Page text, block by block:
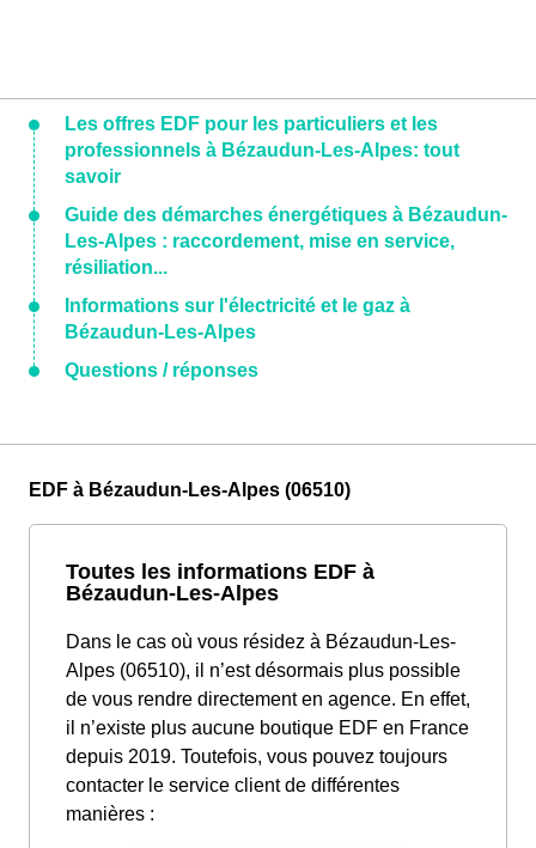
Les offres EDF pour les particuliers et les
professionnels à Bézaudun-Les-Alpes: tout
savoir
Guide des démarches énergétiques à Bézaudun-
Les-Alpes : raccordement, mise en service,
résiliation...
Informations sur l'électricité et le gaz à
Bézaudun-Les-Alpes
Questions / réponses
EDF à Bézaudun-Les-Alpes (06510)
Toutes les informations EDF à
Bézaudun-Les-Alpes
Dans le cas où vous résidez à Bézaudun-Les-
Alpes (06510), il n’est désormais plus possible
de vous rendre directement en agence. En effet,
il n’existe plus aucune boutique EDF en France
depuis 2019. Toutefois, vous pouvez toujours
contacter le service client de différentes
manières :